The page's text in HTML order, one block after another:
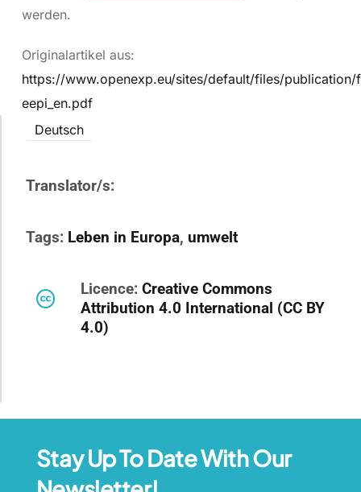
werden.
Originalartikel aus:
https://www.openexp.eu/sites/default/files/publication/
eepi_en.pdf
Deutsch
Translator/s:
Tags: Leben in Europa, umwelt
Licence: Creative Commons
Attribution 4.0 International (CC BY
4.0)
Stay Up To Date With Our